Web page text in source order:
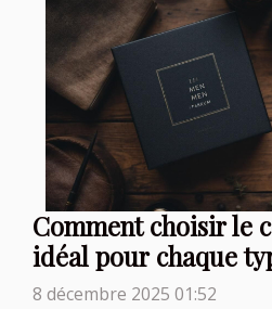
Comment choisir le
idéal pour chaque
8 décembre 2025 01:52